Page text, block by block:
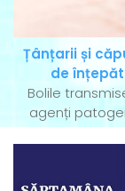
Țânțarii și
de
Bolile
agenți